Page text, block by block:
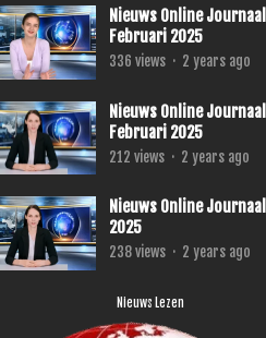
Nieuws Online
Februari 2025
336 views · 2 years ago
Nieuws Online
Februari 2025
212 views · 2 years ago
Nieuws Online
2025
238views · 2 years ago
Nieuws Lezen